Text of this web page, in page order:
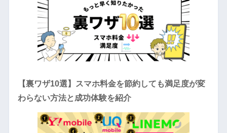
【裏ワザ10選】スマホ料金を節約しても満足度が変
わらない方法と成功体験を紹介